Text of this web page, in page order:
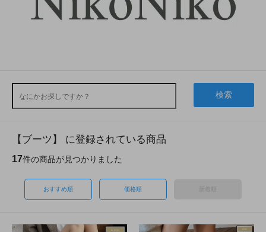
検索
【ブーツ】 に登録されている商品
17件の商品が見つかりました
おすすめ順 価格順